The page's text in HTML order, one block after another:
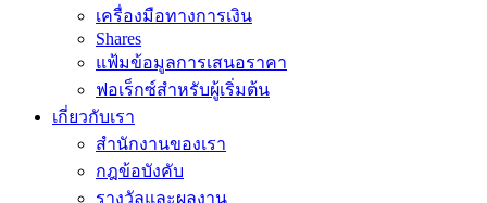
เครื่องมือทางการเงิน
Shares
แฟ้มข้อมูลการเสนอราคา
ฟอเร็กซ์สำหรับผู้เริ่มต้น
เกี่ยวกับเรา
สำนักงานของเรา
กฎข้อบังคับ
รางวัลและผลงาน